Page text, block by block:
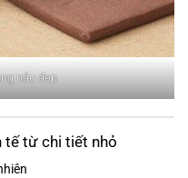
nâu đẹp
tế từ chi tiết nhỏ